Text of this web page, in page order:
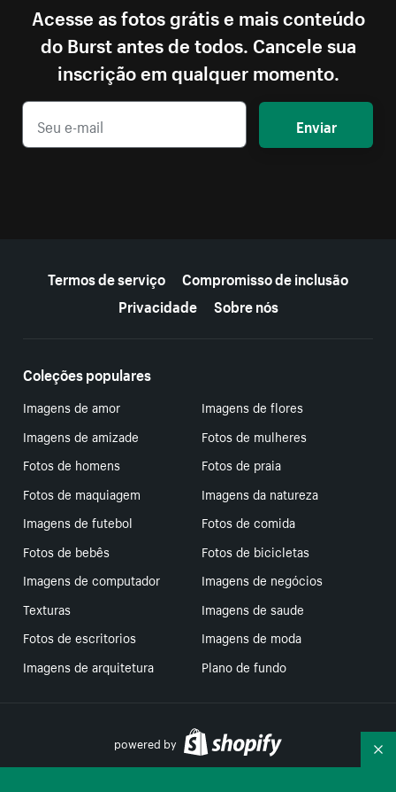
Acesse as fotos grátis e mais conteúdo
do Burst antes de todos. Cancele sua
inscrição em qualquer momento.
Enviar
Termos de serviço
Compromisso de inclusão
Privacidade
Sobre nós
Coleções populares
Imagens de amor
Imagens de flores
Imagens de amizade
Fotos de mulheres
Fotos de homens
Fotos de praia
Fotos de maquiagem
Imagens da natureza
Imagens de futebol
Fotos de comida
Fotos de bebês
Fotos de bicicletas
Imagens de computador
Imagens de negócios
Texturas
Imagens de saude
Fotos de escritorios
Imagens de moda
Imagens de arquitetura
Plano de fundo
powered by